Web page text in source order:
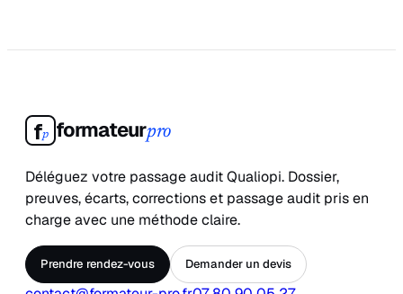
fp formateurpro
Déléguez votre passage audit Qualiopi. Dossier,
preuves, écarts, corrections et passage audit pris en
charge avec une méthode claire.
Prendre rendez-vous Demander un devis